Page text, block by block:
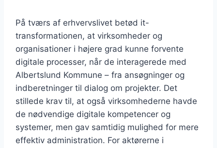
På tværs af erhvervslivet betød it-
transformationen, at virksomheder og
organisationer i højere grad kunne forvente
digitale processer, når de interagerede med
Albertslund Kommune – fra ansøgninger og
indberetninger til dialog om projekter. Det
stillede krav til, at også virksomhederne havde
de nødvendige digitale kompetencer og
systemer, men gav samtidig mulighed for mere
effektiv administration. For aktørerne i